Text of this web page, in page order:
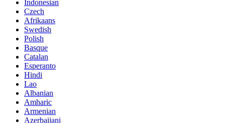
Indonesian
Czech
Afrikaans
Swedish
Polish
Basque
Catalan
Esperanto
Hindi
Lao
Albanian
Amharic
Armenian
Azerbaijani